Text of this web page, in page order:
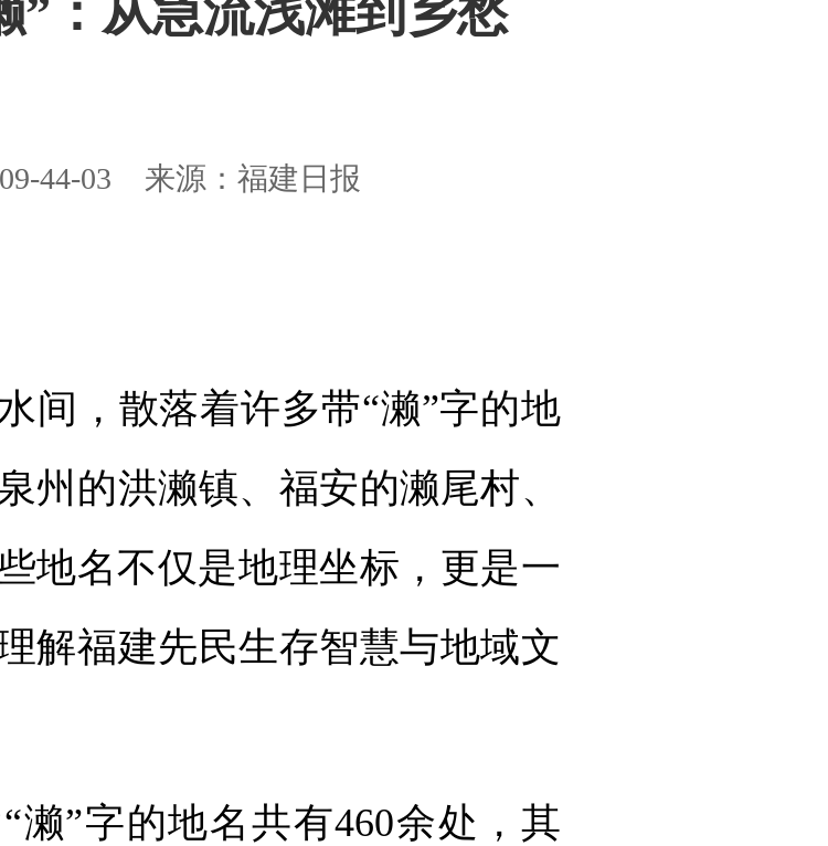
”：从急流浅滩到乡愁
09-44-03 来源：福建日报
间，散落着许多带“濑”字的地
州的洪濑镇、福安的濑尾村、
名不仅是地理坐标，更是一
解福建先民生存智慧与地域文
濑”字的地名共有460余处，其